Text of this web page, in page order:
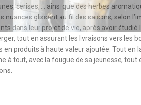
cerises, … ainsi que des herbes
glissent au fil des saisons, selon
dans leur projet de vie, après avoir étudié
tout en assurant les livraisons vers les
produits à haute valeur ajoutée. Tout en
à tout, avec la fougue de sa jeunesse,